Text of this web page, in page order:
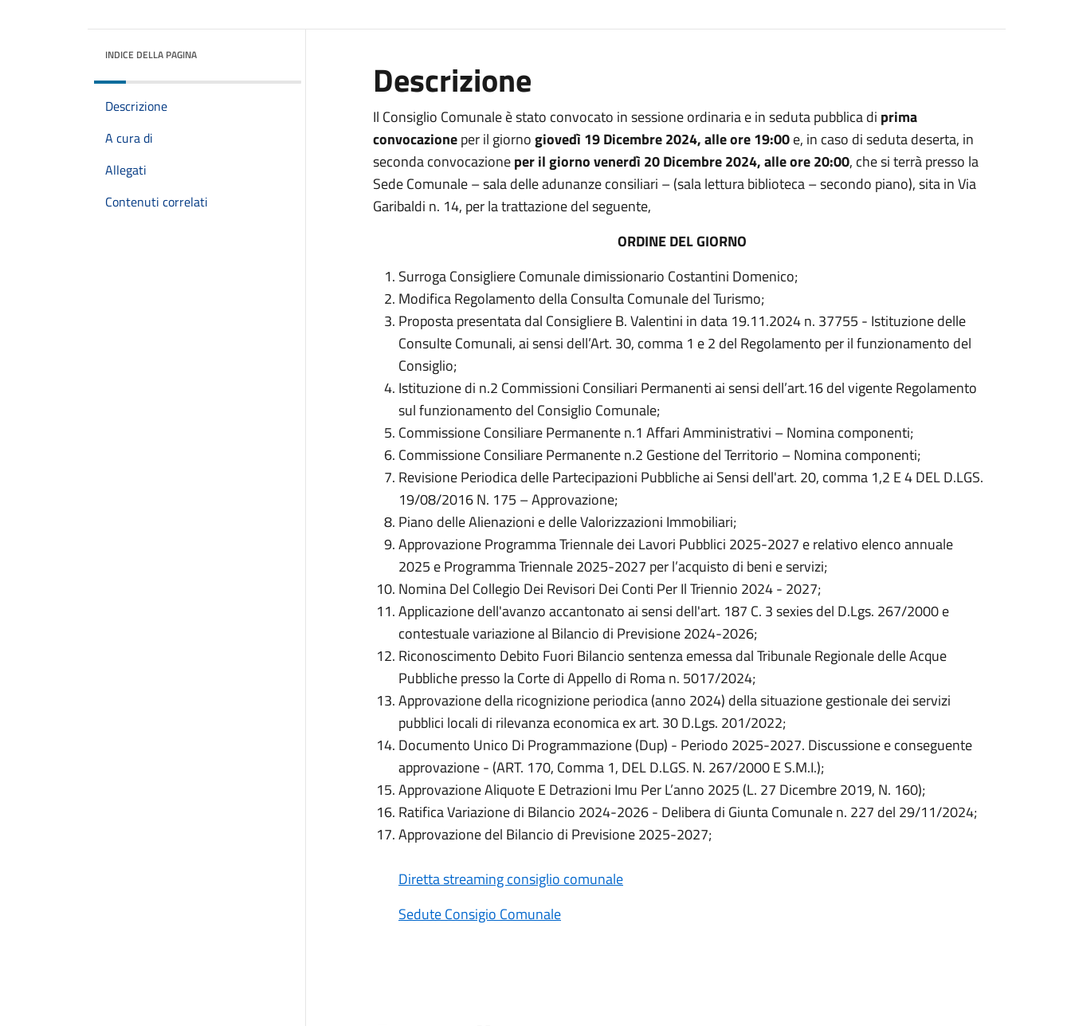
INDICE DELLA PAGINA
Descrizione
A cura di
Allegati
Contenuti correlati
Descrizione
Il Consiglio Comunale è stato convocato in sessione ordinaria e in seduta pubblica di prima
convocazioneper il giornogiovedì 19 Dicembre 2024, alle ore 19:00e, in caso di seduta deserta, in
seconda convocazioneper il giorno venerdì 20 Dicembre 2024, alle ore 20:00, che si terrà presso la
Sede Comunale – sala delle adunanze consiliari – (sala lettura biblioteca – secondo piano), sita in Via
Garibaldi n. 14, per la trattazione del seguente,
ORDINE DEL GIORNO
Surroga Consigliere Comunale dimissionario Costantini Domenico;
Modifica Regolamento della Consulta Comunale del Turismo;
Proposta presentata dal Consigliere B. Valentini in data 19.11.2024 n. 37755 - Istituzione delle
Consulte Comunali, ai sensi dell’Art. 30, comma 1 e 2 del Regolamento per il funzionamento del
Consiglio;
Istituzione di n.2 Commissioni Consiliari Permanenti ai sensi dell’art.16 del vigente Regolamento
sul funzionamento del Consiglio Comunale;
Commissione Consiliare Permanente n.1 Affari Amministrativi – Nomina componenti;
Commissione Consiliare Permanente n.2 Gestione del Territorio – Nomina componenti;
Revisione Periodica delle Partecipazioni Pubbliche ai Sensi dell'art. 20, comma 1,2 E 4 DEL D.LGS.
19/08/2016 N. 175 – Approvazione;
Piano delle Alienazioni e delle Valorizzazioni Immobiliari;
Approvazione Programma Triennale dei Lavori Pubblici 2025-2027 e relativo elenco annuale
2025 e Programma Triennale 2025-2027 per l’acquisto di beni e servizi;
Nomina Del Collegio Dei Revisori Dei Conti Per Il Triennio 2024 - 2027;
Applicazione dell'avanzo accantonato ai sensi dell'art. 187 C. 3 sexies del D.Lgs. 267/2000 e
contestuale variazione al Bilancio di Previsione 2024-2026;
Riconoscimento Debito Fuori Bilancio sentenza emessa dal Tribunale Regionale delle Acque
Pubbliche presso la Corte di Appello di Roma n. 5017/2024;
Approvazione della ricognizione periodica (anno 2024) della situazione gestionale dei servizi
pubblici locali di rilevanza economica ex art. 30 D.Lgs. 201/2022;
Documento Unico Di Programmazione (Dup) - Periodo 2025-2027. Discussione e conseguente
approvazione - (ART. 170, Comma 1, DEL D.LGS. N. 267/2000 E S.M.I.);
Approvazione Aliquote E Detrazioni Imu Per L’anno 2025 (L. 27 Dicembre 2019, N. 160);
Ratifica Variazione di Bilancio 2024-2026 - Delibera di Giunta Comunale n. 227 del 29/11/2024;
Approvazione del Bilancio di Previsione 2025-2027;
Diretta streaming consiglio comunale
Sedute Consigio Comunale